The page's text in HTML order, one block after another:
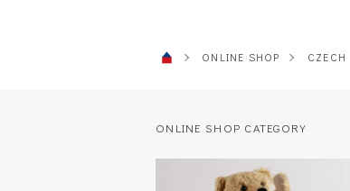
ONLINE SHOP CZECH
ONLINE SHOP CATEGORY